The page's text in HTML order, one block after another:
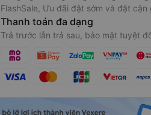
FlashSale, Ưu đãi đặt sớm và đặt cận
Thanh toán đa dạng
Trả trước lẫn trả sau, bảo mật tuyệt